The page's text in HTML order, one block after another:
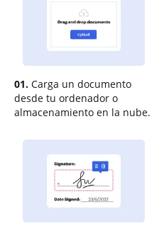
01. Carga un documento
desde tu ordenador o
almacenamiento en la nube.